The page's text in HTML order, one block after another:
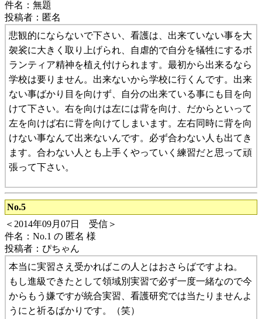
件名：無題
投稿者：匿名
悲観的にならないで下さい、看護は、出来ていない事を大
袈裟に大きく取り上げられ、自虐的で自分を犠牲にするボ
ランティア精神を植え付けられます。最初から出来るなら
学校は要りません。出来ないから学校に行くんです。出来
ない事ばかり目を向けず、自分の出来ている事にも目を向
けて下さい。右を向けは左には背を向け、だからといって
左を向けば右に背を向けてしまいます。左右同時に背を向
けない事なんて出来ないんです。必ず合わない人も出てき
ます。合わない人とも上手くやっていく練習だと思って頑
張って下さい。
No.5
＜2014年09月07日 受信＞
件名：No.1 の 匿名 様
投稿者：ぴちゃん
本当に実習さえ受かればこの人とはおさらばですよね。
もし進級できたとして領域別実習で必ず一度一緒なので今
からもう嫌ですが統合実習、看護研究では当たりませんよ
うにと祈るばかりです。（笑）